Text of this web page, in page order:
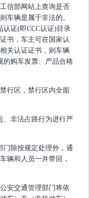
信部网站上查询是否
车辆是属于非法的。
认证(即CCC认证)目录
书，车主可在国家认
关认证证书，则车辆
的购车发票、产品合格
行区，禁行区内全面
非法占路行为进行严
除按规定处理外，通
辆和人员一并带回，
安交通管理部门将依